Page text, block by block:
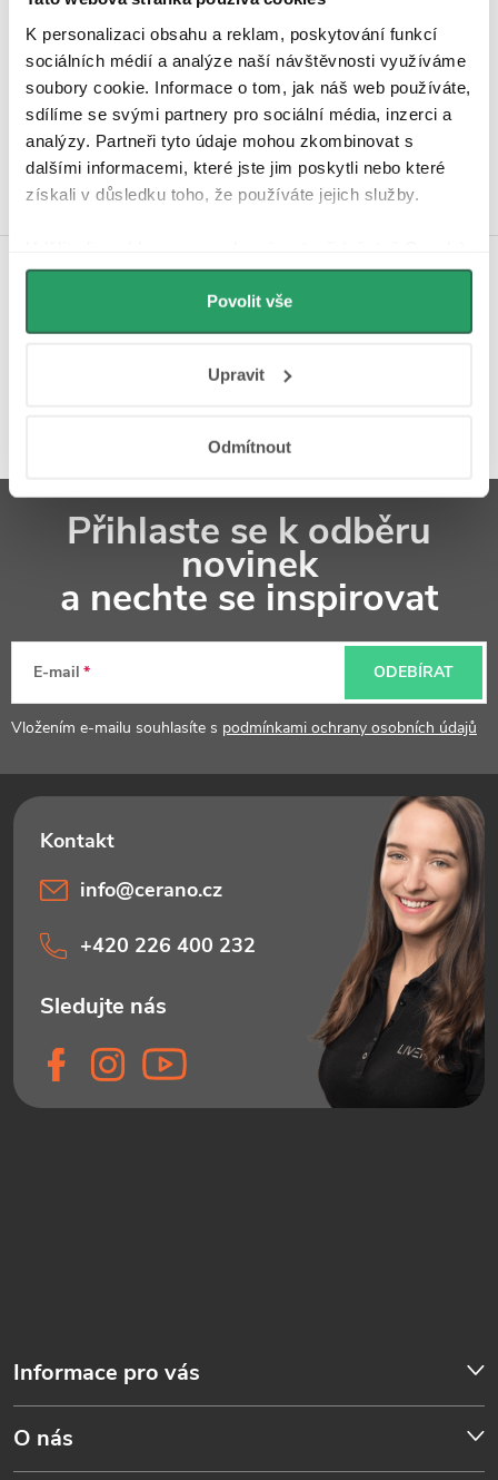
K personalizaci obsahu a reklam, poskytování funkcí
sociálních médií a analýze naší návštěvnosti využíváme
soubory cookie. Informace o tom, jak náš web používáte,
sdílíme se svými partnery pro sociální média, inzerci a
analýzy. Partneři tyto údaje mohou zkombinovat s
dalšími informacemi, které jste jim poskytli nebo které
získali v důsledku toho, že používáte jejich služby.
můžeme používat cookies pro analytiku a
personalizovanou reklamu. Jak Google zpracovává
osobní údaje najdete na stránkách
Povolit vše
Upravit
Odmítnout
4,9 Hodnocení zákazníků
4340 hodnocení
Zobrazit recenze
Koupelnová inspirace na
Instagramu
Z
a
Přihlaste se k odběru
novinek
a nechte se inspirovat
E-mail
Vložením e-mailu souhlasíte s podmínkami ochrany osobních údajů
ODEBÍRAT
Informace pro vás
O nás
info@cerano.cz
+420 226 400 232